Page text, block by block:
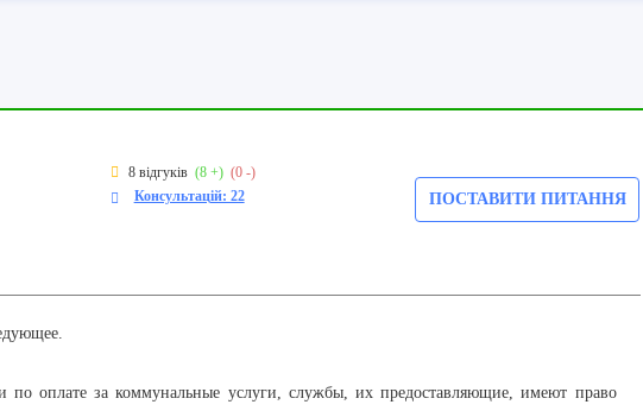
8 відгуків (8 +) (0 -)
Консультацій: 22
ПОСТАВИТИ ПИТАННЯ
за коммунальные услуги, службы, их предоставляющие, имеют право